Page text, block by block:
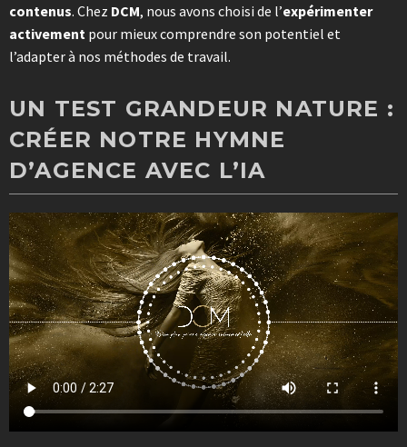
contenus. Chez DCM, nous avons choisi de l’expérimenter
activement pour mieux comprendre son potentiel et
l’adapter à nos méthodes de travail.
UN TEST GRANDEUR NATURE :
CRÉER NOTRE HYMNE
D’AGENCE AVEC L’IA